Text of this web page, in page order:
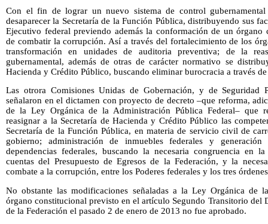
Con el fin de lograr un nuevo sistema de control gubernamental
desaparecer la Secretaría de la Función Pública, distribuyendo sus
Ejecutivo federal previendo además la conformación de un órgano
de combatir la corrupción. Así a través del fortalecimiento de los
transformación en unidades de auditoria preventiva; de la
gubernamental, además de otras de carácter normativo se
Hacienda y Crédito Público, buscando eliminar burocracia a través
Las otrora Comisiones Unidas de Gobernación, y de Seguridad
señalaron en el dictamen con proyecto de decreto –que reforma,
de la Ley Orgánica de la Administración Pública Federal– que
reasignar a la Secretaría de Hacienda y Crédito Público las
Secretaría de la Función Pública, en materia de servicio civil de
gobierno; administración de inmuebles federales y
dependencias federales, buscando la necesaria congruencia en
cuentas del Presupuesto de Egresos de la Federación, y la
combate a la corrupción, entre los Poderes federales y los tres
No obstante las modificaciones señaladas a la Ley Orgánica de
órgano constitucional previsto en el artículo Segundo Transitorio
de la Federación el pasado 2 de enero de 2013 no fue aprobado.